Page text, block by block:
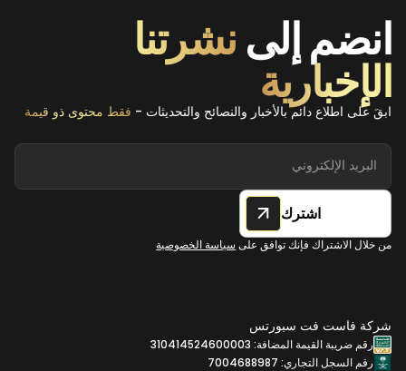
انضم إلىنشرتنا
الإخبارية
ابقَ على اطلاع دائم بالأخبار والنصائح والتحديثات - فقط محتوى ذو قيمة
اشترك
من خلال الاشتراك فإنك توافق على سياسة الخصوصية
شركة فاست فت سبورتس
رقم ضريبة القيمة المضافة: 310414524600003
رقم السجل التجاري: 7004688987